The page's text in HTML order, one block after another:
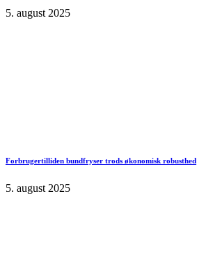
5. august 2025
Forbrugertilliden bundfryser trods økonomisk robusthed
5. august 2025